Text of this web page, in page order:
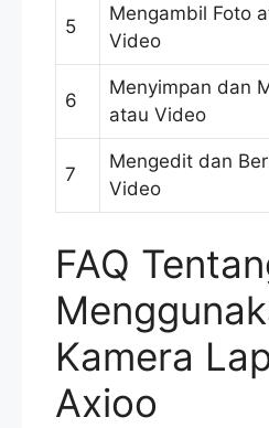
5
Mengambil Foto
Video
6
Menyimpan dan
atau Video
7
Mengedit dan
Video
FAQ
Kamera
Axioo